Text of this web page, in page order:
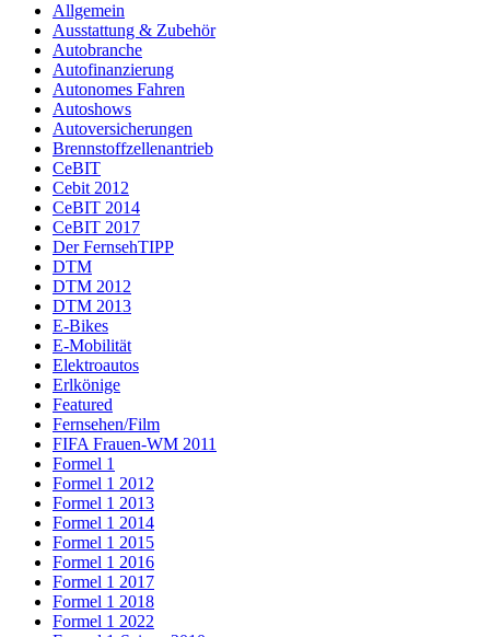
Allgemein
Ausstattung & Zubehör
Autobranche
Autofinanzierung
Autonomes Fahren
Autoshows
Autoversicherungen
Brennstoffzellenantrieb
CeBIT
Cebit 2012
CeBIT 2014
CeBIT 2017
Der FernsehTIPP
DTM
DTM 2012
DTM 2013
E-Bikes
E-Mobilität
Elektroautos
Erlkönige
Featured
Fernsehen/Film
FIFA Frauen-WM 2011
Formel 1
Formel 1 2012
Formel 1 2013
Formel 1 2014
Formel 1 2015
Formel 1 2016
Formel 1 2017
Formel 1 2018
Formel 1 2022